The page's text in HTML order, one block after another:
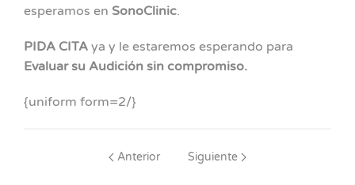
esperamos en SonoClinic.
PIDA CITA ya y le estaremos esperando para
Evaluar su Audición sin compromiso.
{uniform form=2/}
Anterior Siguiente